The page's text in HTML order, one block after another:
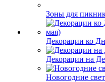
Зоны для
Декорации ко
Декорации на
Новогодние